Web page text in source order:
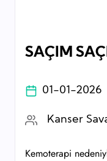
01-01-2026
Kemoterapi